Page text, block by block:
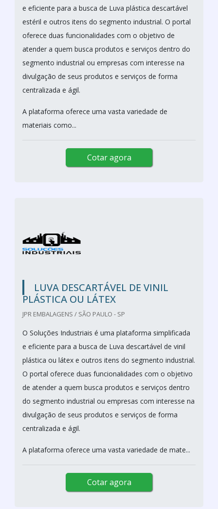
e eficiente para a busca de Luva plástica descartável
estéril e outros itens do segmento industrial. O portal
oferece duas funcionalidades com o objetivo de
atender a quem busca produtos e serviços dentro do
segmento industrial ou empresas com interesse na
divulgação de seus produtos e serviços de forma
centralizada e ágil.
A plataforma oferece uma vasta variedade de
materiais como...
Cotar agora
LUVA DESCARTÁVEL DE VINIL
PLÁSTICA OU LÁTEX
JPR EMBALAGENS / SÃO PAULO - SP
O Soluções Industriais é uma plataforma simplificada
e eficiente para a busca de Luva descartável de vinil
plástica ou látex e outros itens do segmento industrial.
O portal oferece duas funcionalidades com o objetivo
de atender a quem busca produtos e serviços dentro
do segmento industrial ou empresas com interesse na
divulgação de seus produtos e serviços de forma
centralizada e ágil.
A plataforma oferece uma vasta variedade de mate...
Cotar agora